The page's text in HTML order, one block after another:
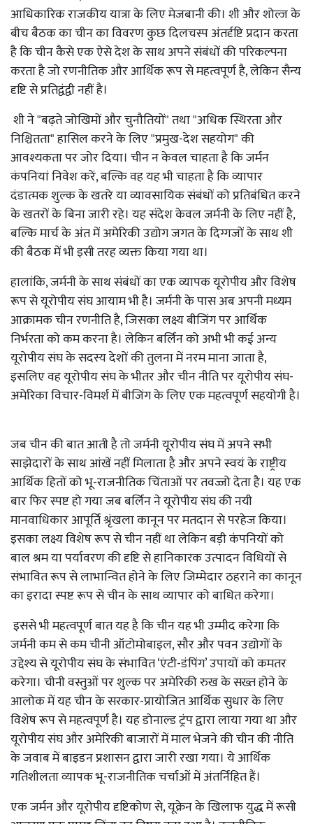
आधिकारिक राजकीय यात्रा के लिए मेजबानी की। शी और शोल्ज के
बीच बैठक का चीन का विवरण कुछ दिलचस्प अंतर्दृष्टि प्रदान करता
है कि चीन कैसे एक ऐसे देश के साथ अपने संबंधों की परिकल्पना
करता है जो रणनीतिक और आर्थिक रूप से महत्वपूर्ण है, लेकिन सैन्य
दृष्टि से प्रतिद्वंद्वी नहीं है।
शी ने "बढ़ते जोखिमों और चुनौतियों" तथा "अधिक स्थिरता और
निश्चितता" हासिल करने के लिए "प्रमुख-देश सहयोग" की
आवश्यकता पर जोर दिया। चीन न केवल चाहता है कि जर्मन
कंपनियां निवेश करें, बल्कि वह यह भी चाहता है कि व्यापार
दंडात्मक शुल्क के खतरे या व्यावसायिक संबंधों को प्रतिबंधित करने
के खतरों के बिना जारी रहे। यह संदेश केवल जर्मनी के लिए नहीं है,
बल्कि मार्च के अंत में अमेरिकी उद्योग जगत के दिग्गजों के साथ शी
की बैठक में भी इसी तरह व्यक्त किया गया था।
हालांकि, जर्मनी के साथ संबंधों का एक व्यापक यूरोपीय और विशेष
रूप से यूरोपीय संघ आयाम भी है। जर्मनी के पास अब अपनी मध्यम
आक्रामक चीन रणनीति है, जिसका लक्ष्य बीजिंग पर आर्थिक
निर्भरता को कम करना है। लेकिन बर्लिन को अभी भी कई अन्य
यूरोपीय संघ के सदस्य देशों की तुलना में नरम माना जाता है,
इसलिए वह यूरोपीय संघ के भीतर और चीन नीति पर यूरोपीय संघ-
अमेरिका विचार-विमर्श में बीजिंग के लिए एक महत्वपूर्ण सहयोगी है।
जब चीन की बात आती है तो जर्मनी यूरोपीय संघ में अपने सभी
साझेदारों के साथ आंखें नहीं मिलाता है और अपने स्वयं के राष्ट्रीय
आर्थिक हितों को भू-राजनीतिक चिंताओं पर तवज्जो देता है। यह एक
बार फिर स्पष्ट हो गया जब बर्लिन ने यूरोपीय संघ की नयी
मानवाधिकार आपूर्ति श्रृंखला कानून पर मतदान से परहेज किया।
इसका लक्ष्य विशेष रूप से चीन नहीं था लेकिन बड़ी कंपनियों को
बाल श्रम या पर्यावरण की दृष्टि से हानिकारक उत्पादन विधियों से
संभावित रूप से लाभान्वित होने के लिए जिम्मेदार ठहराने का कानून
का इरादा स्पष्ट रूप से चीन के साथ व्यापार को बाधित करेगा।
इससे भी महत्वपूर्ण बात यह है कि चीन यह भी उम्मीद करेगा कि
जर्मनी कम से कम चीनी ऑटोमोबाइल, सौर और पवन उद्योगों के
उद्देश्य से यूरोपीय संघ के संभावित ‘एंटी-डंपिंग’ उपायों को कमतर
करेगा। चीनी वस्तुओं पर शुल्क पर अमेरिकी रुख के सख्त होने के
आलोक में यह चीन के सरकार-प्रायोजित आर्थिक सुधार के लिए
विशेष रूप से महत्वपूर्ण है। यह डोनाल्ड ट्रंप द्वारा लाया गया था और
यूरोपीय संघ और अमेरिकी बाजारों में माल भेजने की चीन की नीति
के जवाब में बाइडन प्रशासन द्वारा जारी रखा गया। ये आर्थिक
गतिशीलता व्यापक भू-राजनीतिक चर्चाओं में अंतर्निहित हैं।
एक जर्मन और यूरोपीय दृष्टिकोण से, यूक्रेन के खिलाफ युद्ध में रूसी